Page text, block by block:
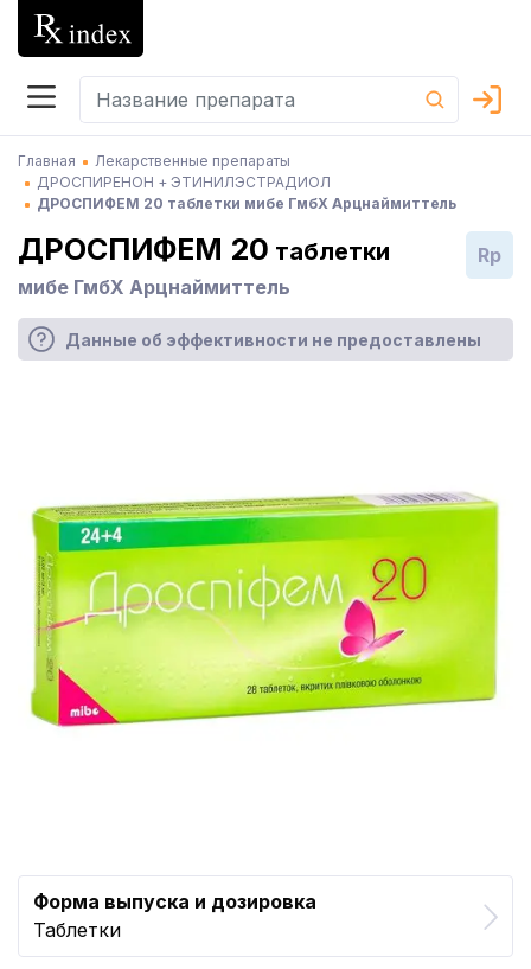
Главная
Лекарственные препараты
ДРОСПИРЕНОН + ЭТИНИЛЭСТРАДИОЛ
ДРОСПИФЕМ 20 таблетки мибе ГмбХ Арцнаймиттель
ДРОСПИФЕМ 20 таблетки
мибе ГмбХ Арцнаймиттель
Rp
Данные об эффективности не предоставлены
Форма выпуска и дозировка
Таблетки